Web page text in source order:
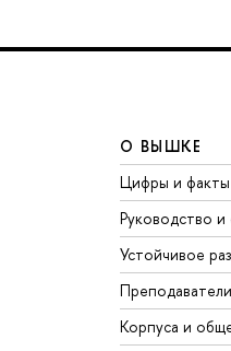
О ВЫШКЕ
Цифры и факты
Руководство и
Устойчивое
Корпуса и